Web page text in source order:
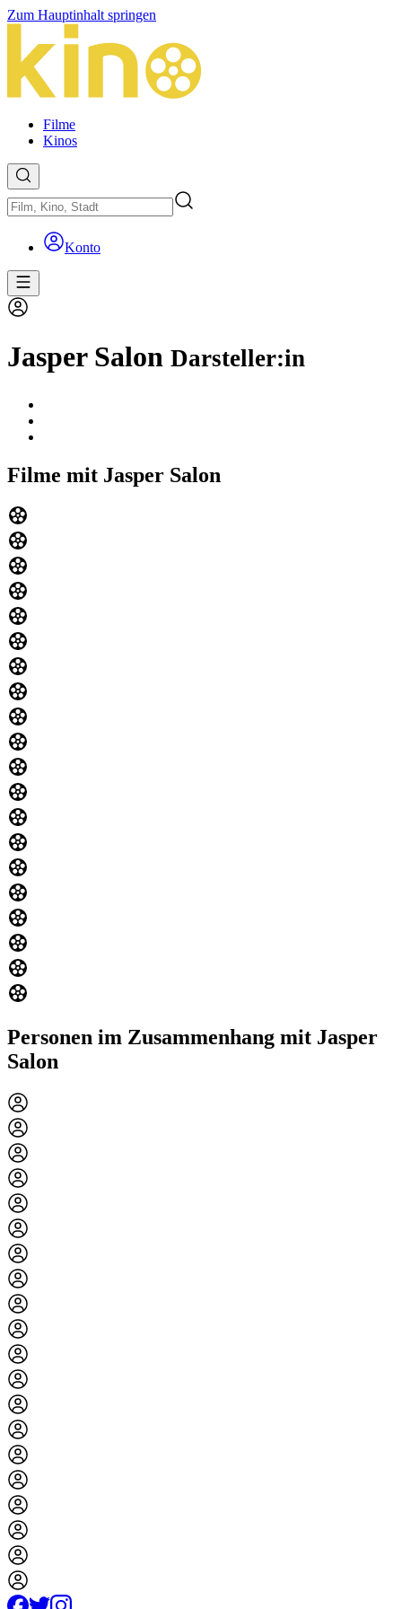
Zum Hauptinhalt springen
Filme
Kinos
Konto
Jasper Salon Darsteller:in
Filme mit Jasper Salon
Personen im Zusammenhang mit Jasper
Salon